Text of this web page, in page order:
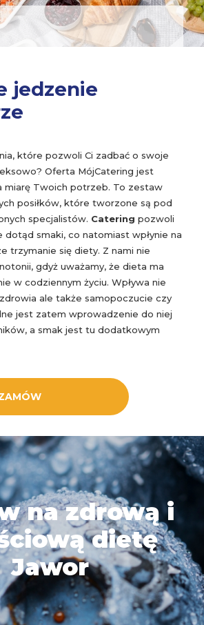
jedzenie
które pozwoli Ci zadbać o swoje
Oferta MójCatering jest
miarę Twoich potrzeb. To zestaw
posiłków, które tworzone są pod
specjalistów. Catering pozwoli
dotąd smaki, co natomiast wpłynie na
trzymanie się diety. Z nami nie
gdyż uważamy, że dieta ma
w codziennym życiu. Wpływa nie
ale także samopoczucie czy
jest zatem wprowadzenie do niej
a smak jest tu dodatkowym
na zdrową i
dietę
Jawor